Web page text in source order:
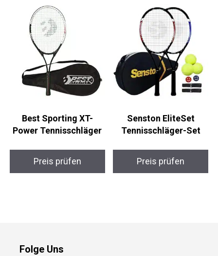
Best Sporting XT-
Power Tennisschläger
Preis prüfen
Senston EliteSet
Tennisschläger-Set
Preis prüfen
Folge Uns